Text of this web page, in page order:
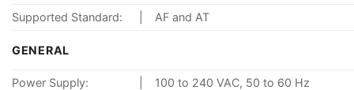
Supported Standard:
AF and AT
GENERAL
Power Supply:
100 to 240 VAC, 50 to 60 Hz